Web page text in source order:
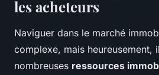
les acheteurs
Naviguer dans le marché
complexe, mais heureusement,
nombreuses ressources